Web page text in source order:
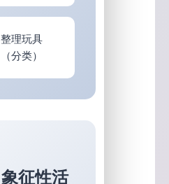
整理玩具
（分类）
象征性活